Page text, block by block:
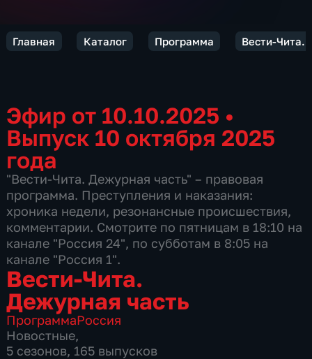
Главная Каталог Программа Вести-Чита.
Эфир от 10.10.2025 •
Выпуск 10 октября 2025
года
"Вести-Чита. Дежурная часть" – правовая
программа. Преступления и наказания:
хроника недели, резонансные происшествия,
комментарии. Смотрите по пятницам в 18:10 на
канале "Россия 24", по субботам в 8:05 на
канале "Россия 1".
Вести-Чита.
Дежурная часть
ПрограммаРоссия
Новостные,
5 сезонов, 165 выпусков